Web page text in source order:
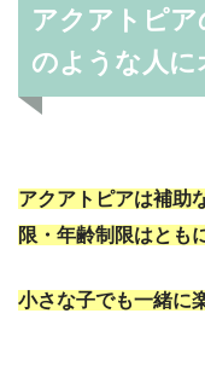
アクアトピ
のような人に
アクアトピアは補助
限・年齢制限はとも
小さな子でも一緒に